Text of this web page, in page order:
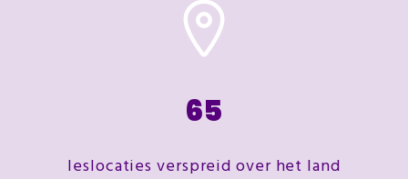
65
leslocaties verspreid over het land